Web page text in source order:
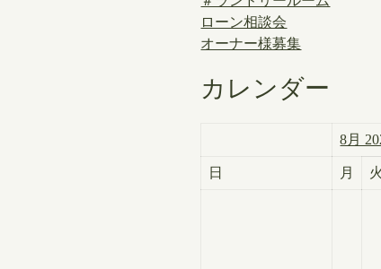
ローン相談会
オーナー様募集
カレンダー
8月
日 月 火